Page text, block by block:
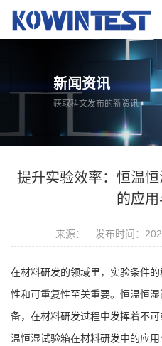
新闻资讯
获取科文发布的新资讯
提升实验效率：恒温
的应
来源： 发布时间：
在材料研发的领域里，实验条件
性和可重复性至关重要。 恒温恒
备，在材料研发过程中发挥着不
温恒湿试验箱在材料研发中的应